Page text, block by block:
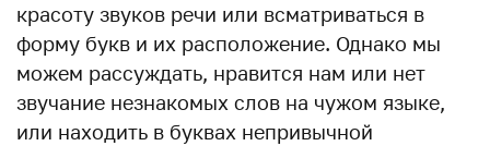
красоту звуков речи или всматриваться в
форму букв и их расположение. Однако мы
можем рассуждать, нравится нам или нет
звучание незнакомых слов на чужом языке,
или находить в буквах непривычной